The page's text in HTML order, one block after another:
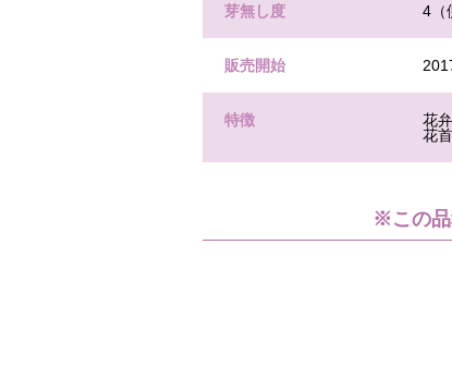
芽無し度 4（
販売開始
特徴
花
花
※この品